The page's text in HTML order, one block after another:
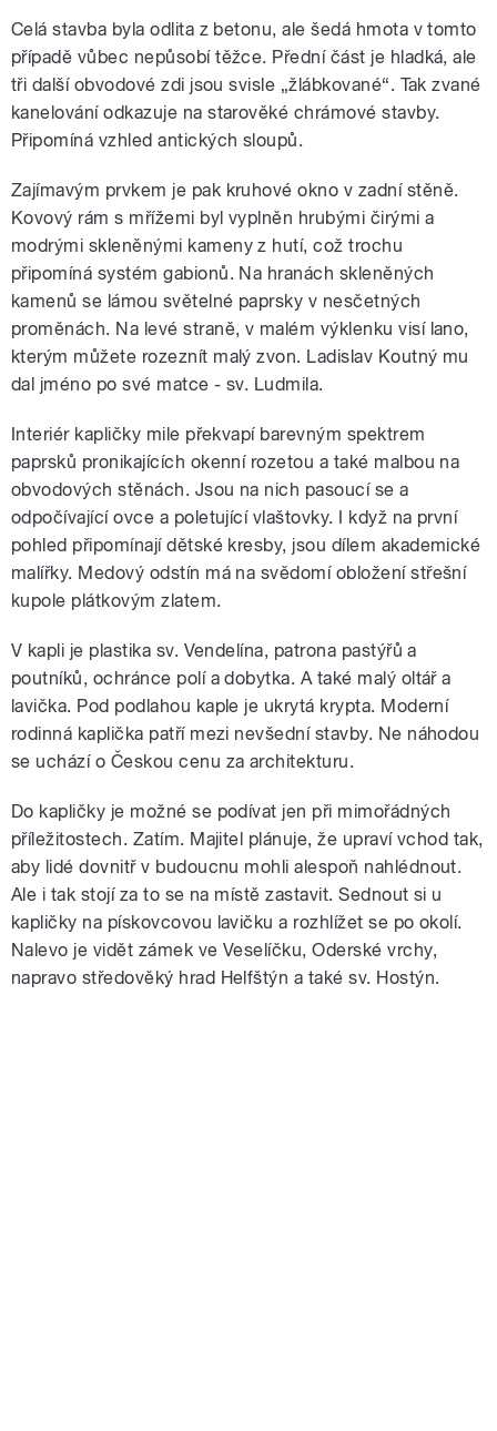
Celá stavba byla odlita z betonu, ale šedá hmota v tomto
případě vůbec nepůsobí těžce. Přední část je hladká, ale
tři další obvodové zdi jsou svisle „žlábkované“. Tak zvané
kanelování odkazuje na starověké chrámové stavby.
Připomíná vzhled antických sloupů.
Zajímavým prvkem je pak kruhové okno v zadní stěně.
Kovový rám s mřížemi byl vyplněn hrubými čirými a
modrými skleněnými kameny z hutí, což trochu
připomíná systém gabionů. Na hranách skleněných
kamenů se lámou světelné paprsky v nesčetných
proměnách. Na levé straně, v malém výklenku visí lano,
kterým můžete rozeznít malý zvon. Ladislav Koutný mu
dal jméno po své matce - sv. Ludmila.
Interiér kapličky mile překvapí barevným spektrem
paprsků pronikajících okenní rozetou a také malbou na
obvodových stěnách. Jsou na nich pasoucí se a
odpočívající ovce a poletující vlaštovky. I když na první
pohled připomínají dětské kresby, jsou dílem akademické
malířky. Medový odstín má na svědomí obložení střešní
kupole plátkovým zlatem.
V kapli je plastika sv. Vendelína, patrona pastýřů a
poutníků, ochránce polí a dobytka. A také malý oltář a
lavička. Pod podlahou kaple je ukrytá krypta. Moderní
rodinná kaplička patří mezi nevšední stavby. Ne náhodou
se uchází o Českou cenu za architekturu.
Do kapličky je možné se podívat jen při mimořádných
příležitostech. Zatím. Majitel plánuje, že upraví vchod tak,
aby lidé dovnitř v budoucnu mohli alespoň nahlédnout.
Ale i tak stojí za to se na místě zastavit. Sednout si u
kapličky na pískovcovou lavičku a rozhlížet se po okolí.
Nalevo je vidět zámek ve Veselíčku, Oderské vrchy,
napravo středověký hrad Helfštýn a také sv. Hostýn.